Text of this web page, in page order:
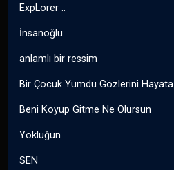
ExpLorer ..
İnsanoğlu
anlamlı bir ressim
Bir Çocuk Yumdu Gözlerini Hayata
Beni Koyup Gitme Ne Olursun
Yokluğun
SEN